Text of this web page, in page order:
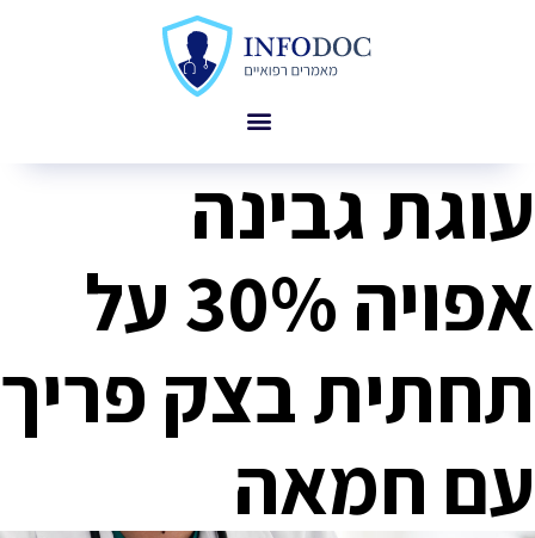
עוגת גבינה
אפויה 30% על
תחתית בצק פריך
עם חמאה